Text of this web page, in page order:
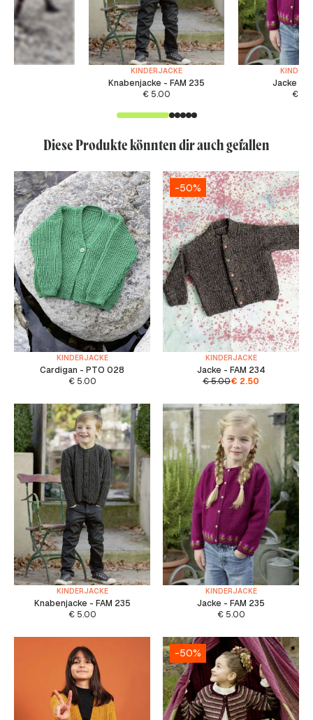
KINDERJACKE
Knabenjacke - FAM 235
€ 5.00
Jacke -
€
Diese Produkte könnten dir auch gefallen
KINDERJACKE
Cardigan - PTO 028
€5.00
-50%
KINDERJACKE
Jacke - FAM 234
€5.00€ 2.50
KINDERJACKE
Knabenjacke - FAM 235
€5.00
KINDERJACKE
Jacke - FAM 235
€5.00
-50%